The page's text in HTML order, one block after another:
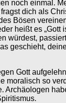
noch einmal.
dich als
Bösen
heißt es „Gott
würdest,
geschieht,
Gott
moralisch so
Archäologen